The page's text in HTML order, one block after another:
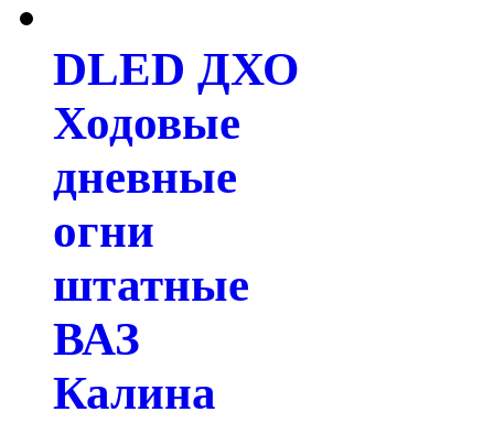
DLED ДХО
Ходовые
дневные
огни
штатные
ВАЗ
Калина